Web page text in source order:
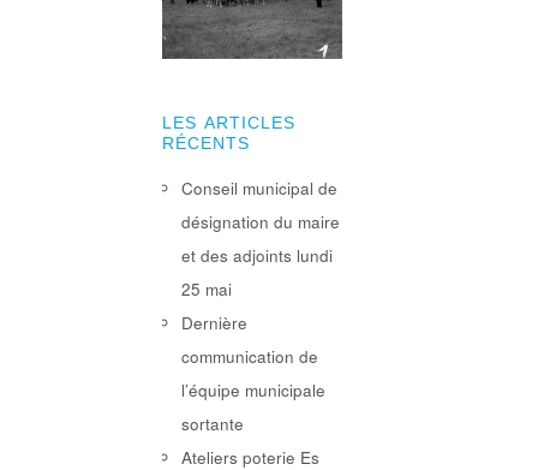
LES ARTICLES
RÉCENTS
Conseil municipal de
désignation du maire
et des adjoints lundi
25 mai
Dernière
communication de
l’équipe municipale
sortante
Ateliers poterie Es